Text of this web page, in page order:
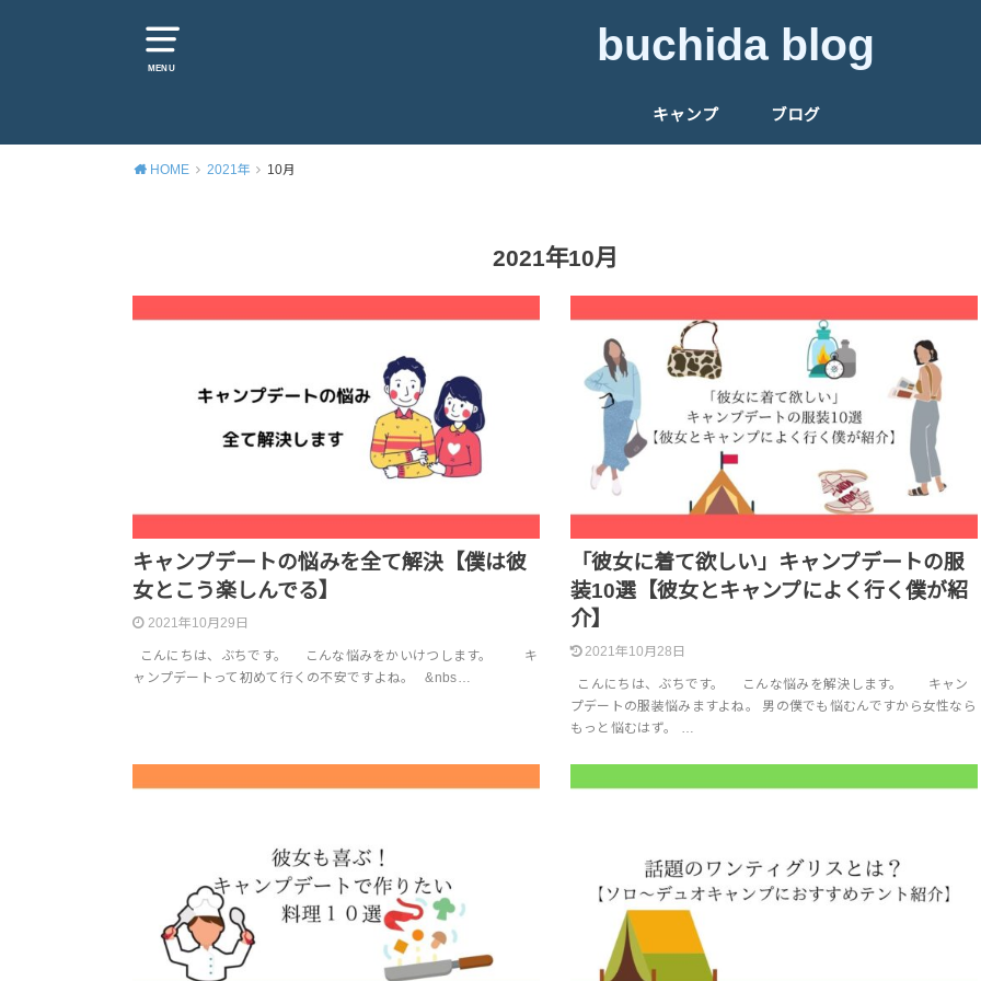
MENU buchida blog
キャンプ ブログ
HOME 2021年 10月
2021年10月
キャンプデートの悩みを全て解決【僕は彼
女とこう楽しんでる】
2021年10月29日
こんにちは、ぶちです。 こんな悩みをかいけつします。 キ
ャンプデートって初めて行くの不安ですよね。 &nbs…
「彼女に着て欲しい」キャンプデートの服
装10選【彼女とキャンプによく行く僕が紹
介】
2021年10月28日
こんにちは、ぶちです。 こんな悩みを解決します。 キャン
プデートの服装悩みますよね。 男の僕でも悩むんですから女性なら
もっと悩むはず。 …